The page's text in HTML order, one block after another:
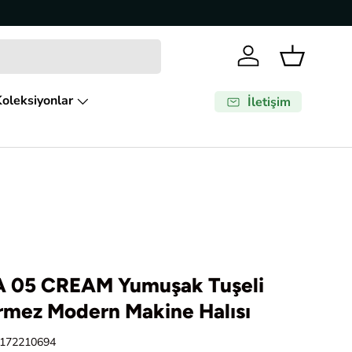
Giriş YapSepet
İletişim
05 CREAM Yumuşak Tuşeli
Modern Makine Halısı